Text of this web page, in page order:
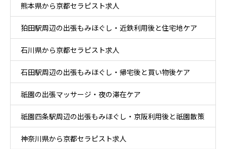
熊本県から京都セラピスト求人
狛田駅周辺の出張もみほぐし・近鉄利用後と住宅地ケア
石川県から京都セラピスト求人
石田駅周辺の出張もみほぐし・帰宅後と買い物後ケア
祇園の出張マッサージ・夜の滞在ケア
祇園四条駅周辺の出張もみほぐし・京阪利用後と祇園散策
ケア
神奈川県から京都セラピスト求人